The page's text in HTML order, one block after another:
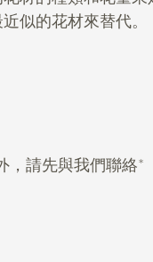
似的花材來替代。
，請先與我們聯絡*